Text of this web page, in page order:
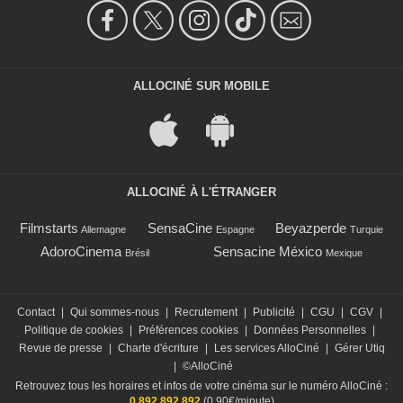
ALLOCINÉ SUR MOBILE
ALLOCINÉ À L'ÉTRANGER
Filmstarts Allemagne SensaCine Espagne Beyazperde Turquie
AdoroCinema Brésil Sensacine México Mexique
Contact | Qui sommes-nous | Recrutement | Publicité | CGU | CGV |
Politique de cookies | Préférences cookies | Données Personnelles |
Revue de presse
| Charte d'écriture | Les services AlloCiné | Gérer Utiq
| ©AlloCiné
Retrouvez tous les horaires et infos de votre cinéma sur le numéro AlloCiné :